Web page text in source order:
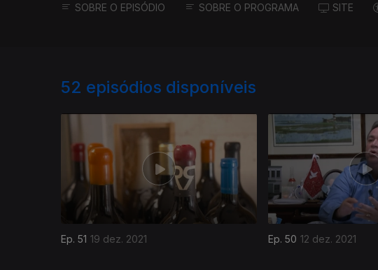
SOBRE O EPISÓDIO SOBRE O PROGRAMA SITE
52 episódios disponíveis
Ep. 51 19 dez. 2021 Ep. 50 12 dez. 2021